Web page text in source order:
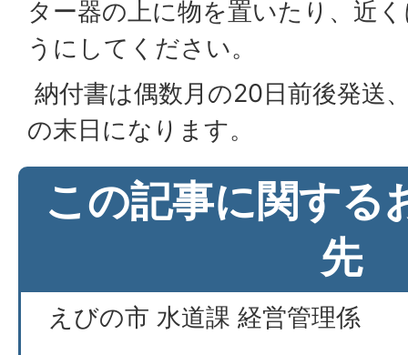
ター器の上に物を置いたり、近
うにしてください。
納付書は偶数月の20日前後発送
の末日になります。
この記事に関する
先
えびの市 水道課 経営管理係